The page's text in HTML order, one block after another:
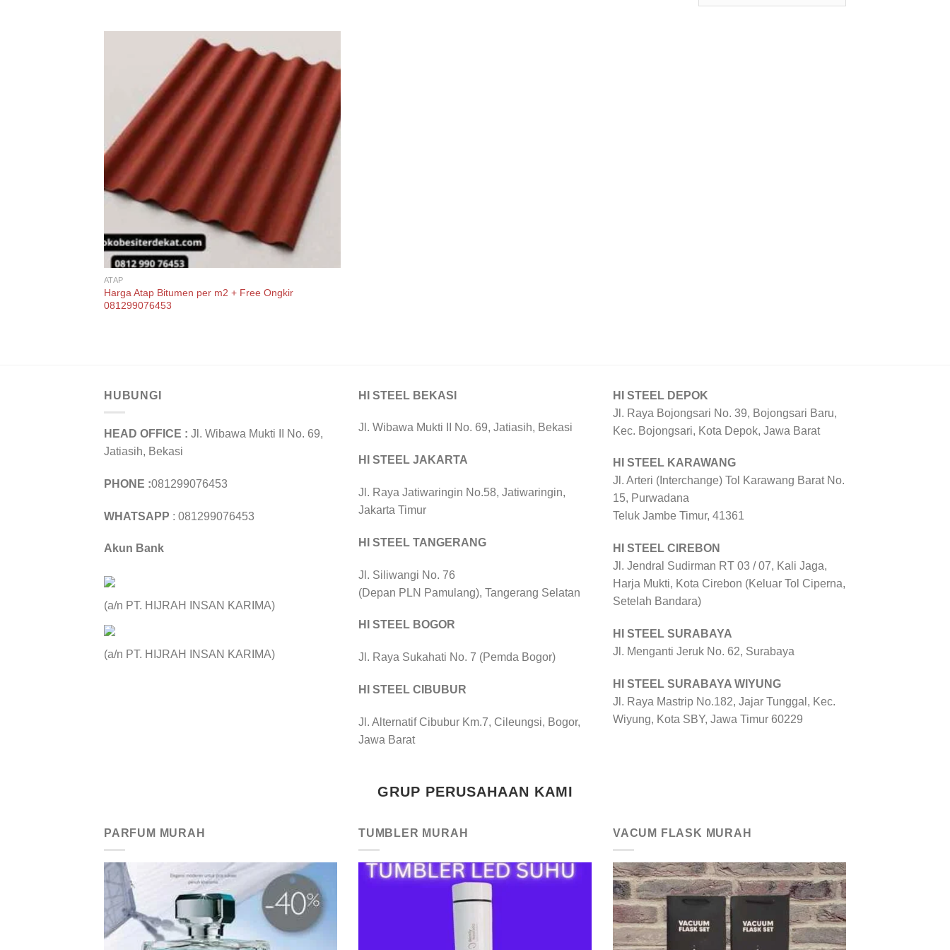
ATAP
Harga Atap Bitumen per m2 + Free Ongkir
081299076453
HUBUNGI
HEAD OFFICE : Jl. Wibawa Mukti II No. 69,
Jatiasih, Bekasi
PHONE :081299076453
WHATSAPP : 081299076453
Akun Bank
(a/n PT. HIJRAH INSAN KARIMA)
(a/n PT. HIJRAH INSAN KARIMA)
HI STEEL BEKASI
Jl. Wibawa Mukti II No. 69, Jatiasih, Bekasi
HI STEEL JAKARTA
Jl. Raya Jatiwaringin No.58, Jatiwaringin,
Jakarta Timur
HI STEEL TANGERANG
Jl. Siliwangi No. 76
(Depan PLN Pamulang), Tangerang Selatan
HI STEEL BOGOR
Jl. Raya Sukahati No. 7 (Pemda Bogor)
HI STEEL CIBUBUR
Jl. Alternatif Cibubur Km.7, Cileungsi, Bogor,
Jawa Barat
HI STEEL DEPOK
Jl. Raya Bojongsari No. 39, Bojongsari Baru,
Kec. Bojongsari, Kota Depok, Jawa Barat
HI STEEL KARAWANG
Jl. Arteri (Interchange) Tol Karawang Barat No.
15, Purwadana
Teluk Jambe Timur, 41361
HI STEEL CIREBON
Jl. Jendral Sudirman RT 03 / 07, Kali Jaga,
Harja Mukti, Kota Cirebon (Keluar Tol Ciperna,
Setelah Bandara)
HI STEEL SURABAYA
Jl. Menganti Jeruk No. 62, Surabaya
HI STEEL SURABAYA WIYUNG
Jl. Raya Mastrip No.182, Jajar Tunggal, Kec.
Wiyung, Kota SBY, Jawa Timur 60229
GRUP PERUSAHAAN KAMI
PARFUM MURAH TUMBLER MURAH VACUM FLASK MURAH